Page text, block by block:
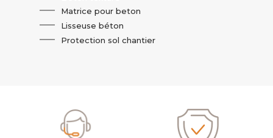
Matrice pour beton
Lisseuse béton
Protection sol chantier